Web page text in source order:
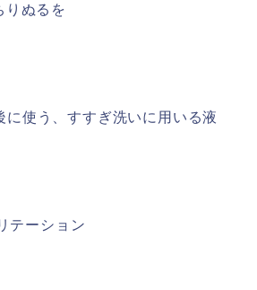
ぬるを
に使う、すすぎ洗いに用いる液
テーション